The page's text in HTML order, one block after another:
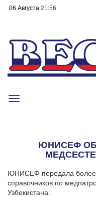
06 Августа 21:56
Toggle
ЮНИСЕФ
ЮНИСЕФ передала более
справочников по
Узбекистана.